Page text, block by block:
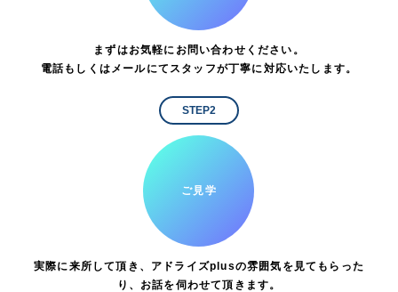
まずはお気軽にお問い合わせください。
電話もしくはメールにてスタッフが丁寧に対応いたします。
STEP2
ご見学
実際に来所して頂き、アドライズplusの雰囲気を見てもらった
り、お話を伺わせて頂きます。